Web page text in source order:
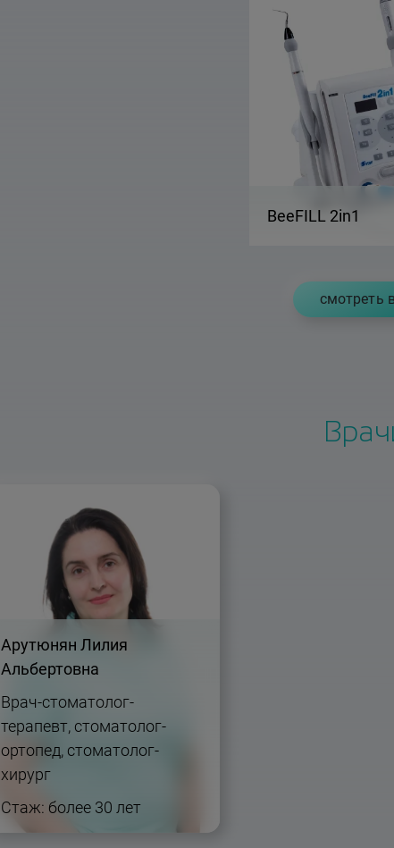
BeeFILL 2in1
cмотреть
Арутюнян Лилия
Альбертовна
Врач-стоматолог-
терапевт, стоматолог-
ортопед, стоматолог-
хирург
Стаж: более 30 лет